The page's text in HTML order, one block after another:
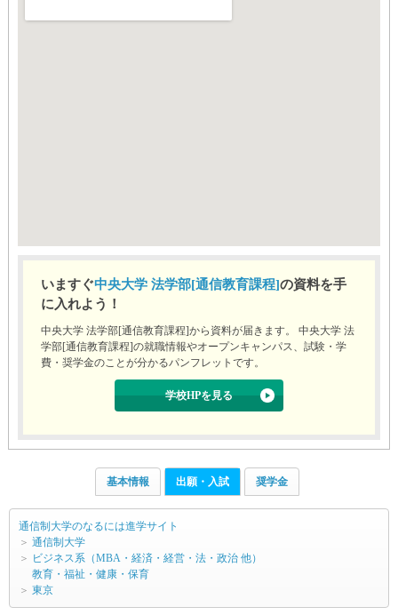
いますぐ中央大学 法学部[通信教育課程]の資料を手
に入れよう！
中央大学 法学部[通信教育課程]から資料が届きます。 中央大学 法
学部[通信教育課程]の就職情報やオープンキャンパス、試験・学
費・奨学金のことが分かるパンフレットです。
学校HPを見る
基本情報 出願・入試 奨学金
通信制大学のなるには進学サイト
＞ 通信制大学
＞ ビジネス系（MBA・経済・経営・法・政治 他）
教育・福祉・健康・保育
＞ 東京